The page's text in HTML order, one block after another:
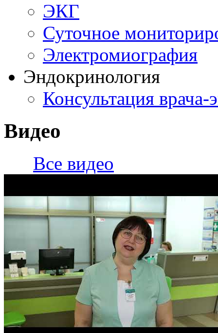
ЭКГ
Суточное
Электромиография
Эндокринология
Консультация врача-
Видео
Все видео